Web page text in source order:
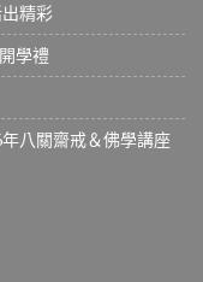
精彩
學禮
八關齋戒＆佛學講座